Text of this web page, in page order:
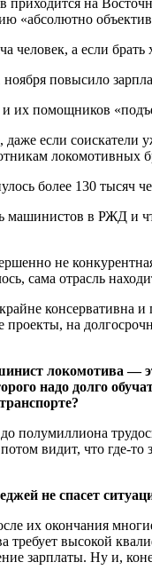
«абсолютно
человек, а если
повысило
их помощников
даже если
локомотивных
более 130 тысяч
в РЖД и
не
сама отрасль
консервативна и
на
локомотива —
надо долго
полумиллиона
видит, что где-
не спасет
их окончания
требует высокой
зарплаты. Ну и,